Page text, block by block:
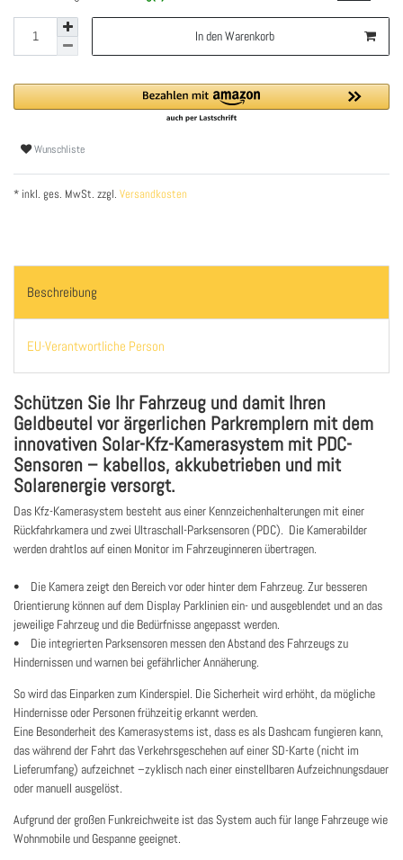
In den Warenkorb
Wunschliste
* inkl. ges. MwSt. zzgl. Versandkosten
Beschreibung
EU-Verantwortliche Person
Schützen Sie Ihr Fahrzeug und damit Ihren
Geldbeutel vor ärgerlichen Parkremplern mit dem
innovativen Solar-Kfz-Kamerasystem mit PDC-
Sensoren – kabellos, akkubetrieben und mit
Solarenergie versorgt.
Das Kfz-Kamerasystem besteht aus einer Kennzeichenhalterungen mit einer
Rückfahrkamera und zwei Ultraschall-Parksensoren (PDC). Die Kamerabilder
werden drahtlos auf einen Monitor im Fahrzeuginneren übertragen.
• Die Kamera zeigt den Bereich vor oder hinter dem Fahrzeug. Zur besseren
Orientierung können auf dem Display Parklinien ein- und ausgeblendet und an das
jeweilige Fahrzeug und die Bedürfnisse angepasst werden.
• Die integrierten Parksensoren messen den Abstand des Fahrzeugs zu
Hindernissen und warnen bei gefährlicher Annäherung.
So wird das Einparken zum Kinderspiel. Die Sicherheit wird erhöht, da mögliche
Hindernisse oder Personen frühzeitig erkannt werden.
Eine Besonderheit des Kamerasystems ist, dass es als Dashcam fungieren kann,
das während der Fahrt das Verkehrsgeschehen auf einer SD-Karte (nicht im
Lieferumfang) aufzeichnet –zyklisch nach einer einstellbaren Aufzeichnungsdauer
oder manuell ausgelöst.
Aufgrund der großen Funkreichweite ist das System auch für lange Fahrzeuge wie
Wohnmobile und Gespanne geeignet.